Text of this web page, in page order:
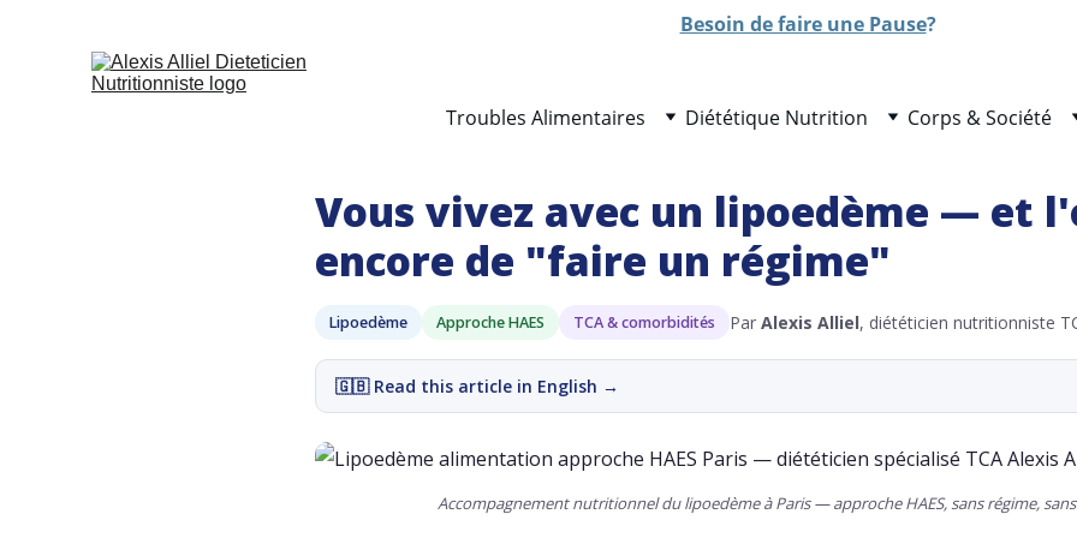
Besoin de faire une Pause?
Troubles Alimentaires Diététique Nutrition Corps & Société